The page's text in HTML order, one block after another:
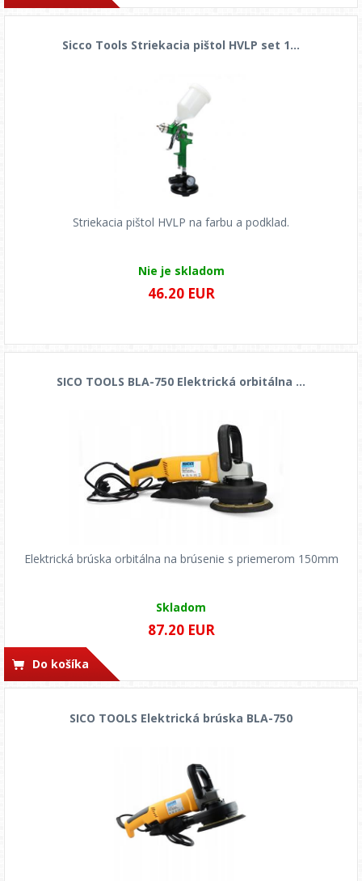
Sicco Tools Striekacia pištol HVLP set 1...
Striekacia pištol HVLP na farbu a podklad.
Nie je skladom
46.20 EUR
SICO TOOLS BLA-750 Elektrická orbitálna ...
Elektrická brúska orbitálna na brúsenie s priemerom 150mm
Skladom
87.20 EUR
Do košíka
SICO TOOLS Elektrická brúska BLA-750